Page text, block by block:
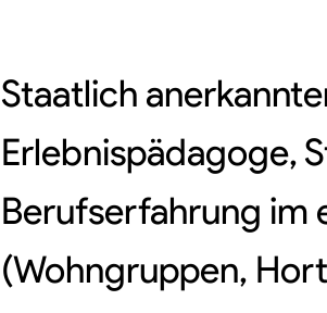
Staatlich
Erlebnispädagoge,
Berufserfahrung im
(Wohngruppen,